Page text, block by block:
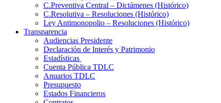
C.Preventiva Central – Dictámenes (Histórico)
C.Resolutiva – Resoluciones (Histórico)
Ley Antimonopolio – Resoluciones (Histórico)
Transparencia
Audiencias Presidente
Declaración de Interés y Patrimonio
Estadísticas
Cuenta Pública TDLC
Anuarios TDLC
Presupuesto
Estados Financieros